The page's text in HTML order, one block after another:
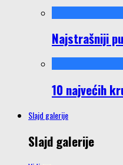
Najstrašniji
10 najvećih
Slajd galerije
Slajd galerije